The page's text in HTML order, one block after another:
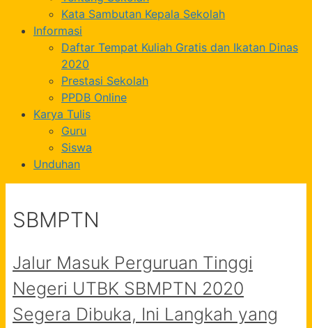
Kata Sambutan Kepala Sekolah
Informasi
Daftar Tempat Kuliah Gratis dan Ikatan Dinas
2020
Prestasi Sekolah
PPDB Online
Karya Tulis
Guru
Siswa
Unduhan
SBMPTN
Jalur Masuk Perguruan Tinggi
Negeri UTBK SBMPTN 2020
Segera Dibuka, Ini Langkah yang